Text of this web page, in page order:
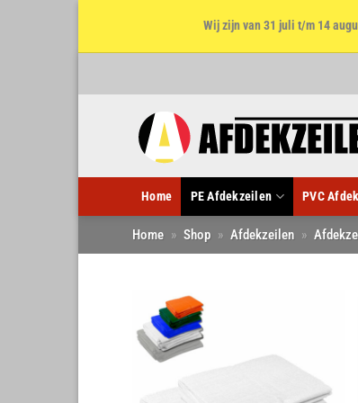
Wij zijn van 31 juli t/m 14
Home PE Afdekzeilen PVC
Home » Shop » Afdekzeilen »